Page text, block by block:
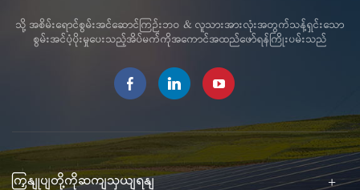
သို့ အစိမ်းရောင်စွမ်းအင်ဆောင်ကြဉ်းဘဝ & လူသားအားလုံးအတွက်သန့်ရှင်းသော
စွမ်းအင်ပံ့ပိုးမှုပေးသည့်အိပ်မက်ကိုအကောင်အထည်ဖော်ရန်ကြိုးပမ်းသည်
ကြှနျုပျတို့ကိုဆကျသှယျရနျ